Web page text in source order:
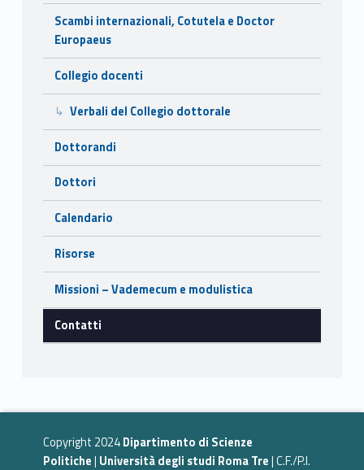
Scambi internazionali, Cotutela e Doctor
Europaeus
Collegio docenti
Verbali del Collegio dottorale
Dottorandi
Dottori
Calendario
Risorse
Missioni – Vademecum e modulistica
Contatti
Copyright 2024Dipartimento di Scienze
Politiche| Università degli studi Roma Tre| C.F./P.I.